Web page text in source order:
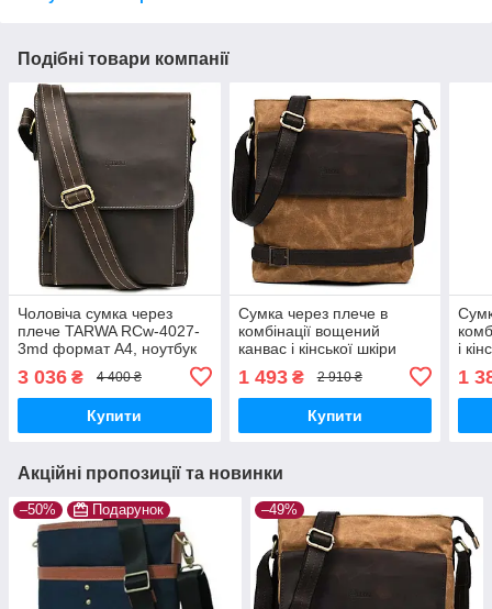
Подібні товари компанії
Чоловіча сумка через
плече TARWA RCw-4027-
3md формат А4, ноутбук
3 036 ₴ 4 400 ₴
Купити
Сумка через плече в
комбінації вощений
канвас і кінської шкіри
1 493₴ 2 910 ₴
Купити
і
1
Акційні пропозиції та новинки
–50% Подарунок –49%